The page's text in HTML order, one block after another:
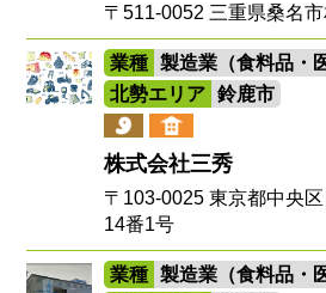
〒511-0052 三重県桑名
業種
製造業（食料品・
北勢エリア
鈴鹿市
株式会社三秀
〒103-0025 東京都中央
14番1号
業種
製造業（食料品・